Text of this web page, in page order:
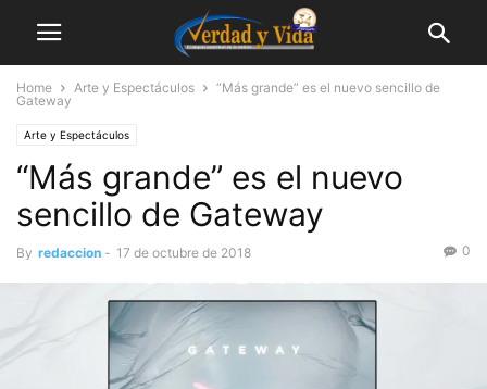
Home Arte y Espectáculos
“Más grande” es el nuevo sencillo de
Gateway
Arte y Espectáculos
“Más grande” es el nuevo
sencillo de Gateway
By redaccion - 17 de octubre de 2018 0